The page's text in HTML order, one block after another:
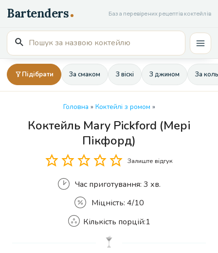
до
вмісту
База перевірених рецептів коктейлів
Пошук
для:
Підібрати За смаком З віскі З джином За
Головна » Коктейлі з ромом »
Коктейль Mary Pickford (Мері
Пікфорд)
Залиште відгук
Час приготування: 3 хв.
Міцність: 4/10
Кількість
Кількість порцій:1